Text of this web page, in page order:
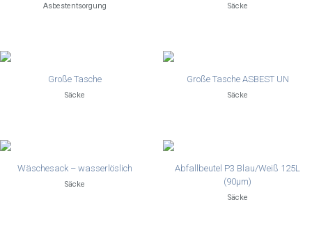
Asbestentsorgung Säcke
Große Tasche
Säcke
Große Tasche ASBEST UN
Säcke
Wäschesack – wasserlöslich
Säcke
Abfallbeutel P3 Blau/Weiß 125L
(90µm)
Säcke